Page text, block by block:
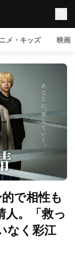
メ・キッズ 映画
で相性も
人。「救っ
なく彩江